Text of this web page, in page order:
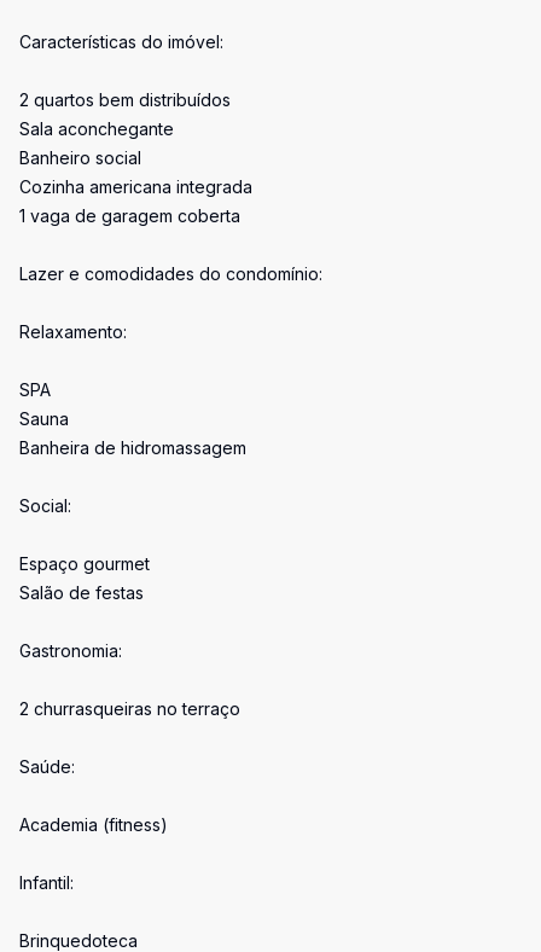
Características do imóvel:
2 quartos bem distribuídos
Sala aconchegante
Banheiro social
Cozinha americana integrada
1 vaga de garagem coberta
Lazer e comodidades do condomínio:
Relaxamento:
SPA
Sauna
Banheira de hidromassagem
Social:
Espaço gourmet
Salão de festas
Gastronomia:
2 churrasqueiras no terraço
Saúde:
Academia (fitness)
Infantil:
Brinquedoteca